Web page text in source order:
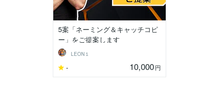
5案「ネーミング＆キャッチコピ
ー」をご提案します
LEON１
- 10,000円